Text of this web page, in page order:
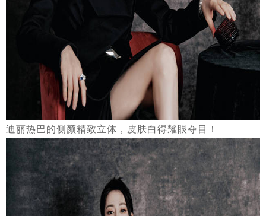
迪丽热巴的侧颜精致立体，皮肤白得耀眼夺目！